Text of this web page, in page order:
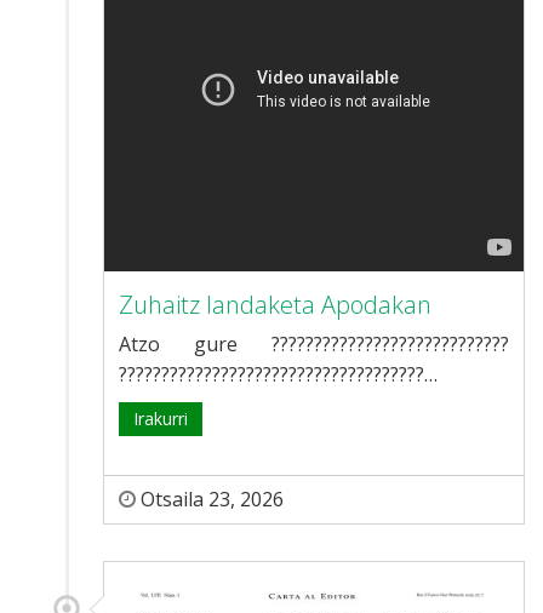
Zuhaitz landaketa Apodakan
Atzo gure ????????????????????????????
????????????????????????????????????…
Irakurri
Otsaila 23, 2026